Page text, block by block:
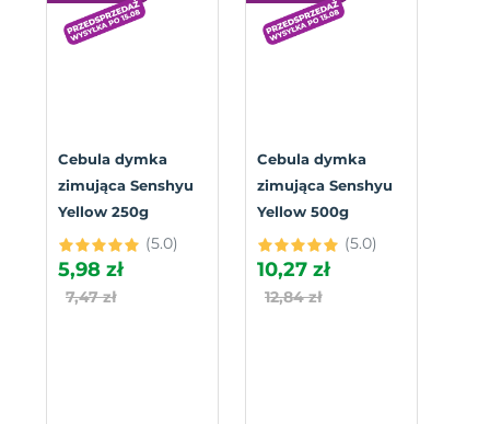
Cebula dymka
zimująca Senshyu
Yellow 250g
(5.0)
5,98 zł
7,47 zł
Cebula dymka
zimująca Senshyu
Yellow 500g
(5.0)
10,27 zł
12,84 zł